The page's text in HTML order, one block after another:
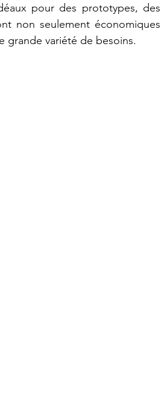
pour des prototypes, des
non seulement économiques
grande variété de besoins.